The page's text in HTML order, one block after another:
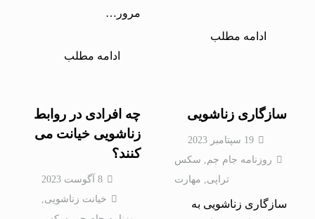
ادامه مطلب
مرور…
ادامه مطلب
سازگاری زناشویی
19 سپتامبر 2023
روزنامه جام جم,سکس
تراپی ,مهارت
سازگاری زناشویی به
چه افرادی در روابط
زناشویی خیانت می
کنند؟
خيانت زناشویی,